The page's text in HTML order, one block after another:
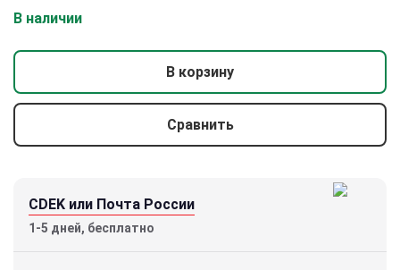
В наличии
В корзину
Сравнить
CDEK или Почта России
1-5 дней, бесплатно